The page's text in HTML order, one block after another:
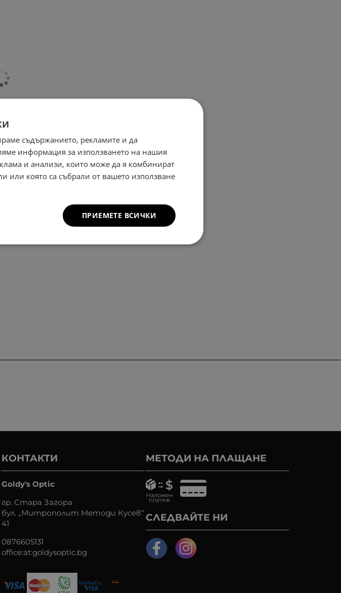
КОНТАКТИ
Goldy's Optic
гр. Стара Загора
бул. „Митрополит Методи Кусев“
41
0876605131
office:at:goldysoptic.bg
МЕТОДИ НА ПЛАЩАНЕ
СЛЕДВАЙТЕ НИ
съдържанието, рекламите и да
информация за използването на нашия
и анализи, които може да я комбинират
или която са събрали от вашето използване
ПРИЕМЕТЕ ВСИЧКИ